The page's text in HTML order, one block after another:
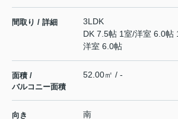
間取り / 詳細
3LDK
DK 7.5帖 1室/洋室 6.0帖
洋室 6.0帖
面積 /
バルコニー面積
52.00㎡ / -
向き 南